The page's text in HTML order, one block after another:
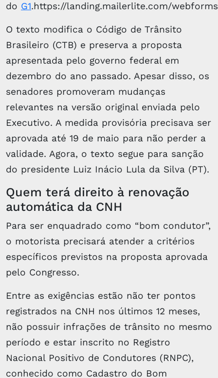
do G1.https://landing.mailerlite.com/
O texto modifica o Código de Trânsito
Brasileiro (CTB) e preserva a proposta
apresentada pelo governo federal em
dezembro do ano passado. Apesar disso, os
senadores promoveram mudanças
relevantes na versão original enviada pelo
Executivo. A medida provisória precisava ser
aprovada até 19 de maio para não perder a
validade. Agora, o texto segue para sanção
do presidente Luiz Inácio Lula da Silva (PT).
Quem terá direito à renovação
automática da CNH
Para ser enquadrado como “bom condutor”,
o motorista precisará atender a critérios
específicos previstos na proposta aprovada
pelo Congresso.
Entre as exigências estão não ter pontos
registrados na CNH nos últimos 12 meses,
não possuir infrações de trânsito no mesmo
período e estar inscrito no Registro
Nacional Positivo de Condutores (RNPC),
conhecido como Cadastro do Bom